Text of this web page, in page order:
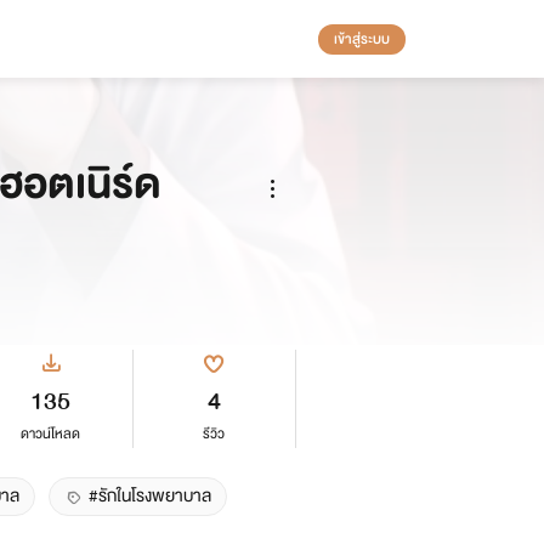
เข้าสู่ระบบ
อตเนิร์ด
135
ดาวน์โหลด
4
รีวิว
ล #รักในโรงพยาบาล